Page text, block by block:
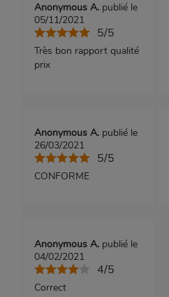
Anonymous A. publié le
05/11/2021
5/5
Très bon rapport qualité
prix
Anonymous A. publié le
26/03/2021
5/5
CONFORME
Anonymous A. publié le
04/02/2021
4/5
Correct